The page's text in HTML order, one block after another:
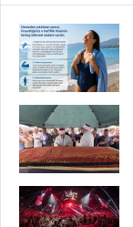
b
o
o
k